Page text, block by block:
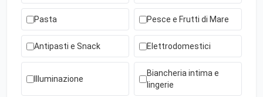
Pasta Pesce e Frutti di Mare
Antipasti e Snack Elettrodomestici
Illuminazione
Biancheria intima e
lingerie